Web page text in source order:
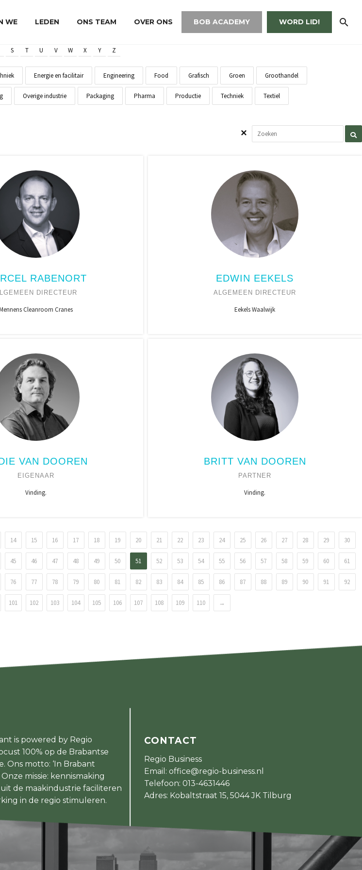
WE LEDEN ONS TEAM OVER ONS BOB ACADEMY WORD LID!
S T U V W X Y Z
Energie en facilitair Engineering Food Grafisch Groen Groothandel
Overige industrie Packaging Pharma Productie Techniek Textiel
RABENORT
DIRECTEUR
Cleanroom Cranes
EDWIN EEKELS
ALGEMEEN DIRECTEUR
Eekels Waalwijk
VAN DOOREN
EIGENAAR
Vinding.
BRITT VAN DOOREN
PARTNER
Vinding.
14 15 16 17 18 19 20 21 22 23 24 25 26 27 28 29 30
45 46 47 48 49 50 51 52 53 54 55 56 57 58 59 60 61
76 77 78 79 80 81 82 83 84 85 86 87 88 89 90 91 92
101 102 103 104 105 106 107 108 109 110 →
is powered by Regio
100% op de Brabantse
Ons motto: ‘In Brabant
missie: kennismaking
uit de maakindustrie faciliteren
in de regio stimuleren.
CONTACT
Regio Business
Email: office@regio-business.nl
Telefoon: 013-4631446
Adres: Kobaltstraat 15, 5044 JK Tilburg